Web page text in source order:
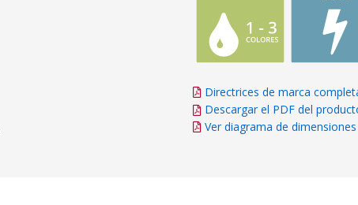
Directrices de marca
Descargar el PDF del
Ver diagrama de dimensiones